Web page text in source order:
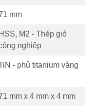
mm
HSS, M2 - Thép gió
nghiệp
- phủ titanium vàng
mm x 4 mm x 4 mm